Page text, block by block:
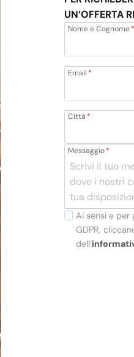
UN’OFFERTA
Nome e Cognome*
Email *
Città *
Messaggio*
Ai sensi e per
GDPR,
dell’